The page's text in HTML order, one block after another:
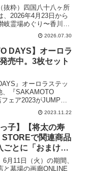
り無料配布開始。
抜粋）四国八十八ヶ所
、2026年4月23日から
霊場めぐり〜香川県
休み特別企画として、8
70番札所 本山寺、第
と第86番札所 志度寺
2026.07.30
DAYS】オーロラ
売中。3枚セット
』オーロラステッ
、『SAKAMOTO
ェア2023がJUMP
系ネットショップで発
DAYS』オー
枚セット ［坂...
2023.11.22
子】【将太の寿
で関連商品
ごとに「おまけ風
える。墓場の画廊
STOREにて。5
月11日（火）の期間、
と墓場の画廊ONLINE